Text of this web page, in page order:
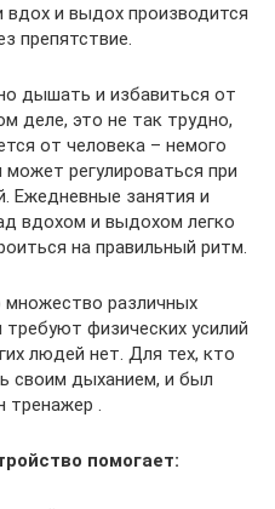
и выдох производится
препятствие.
дышать и избавиться от
деле, это не так трудно,
от человека – немого
регулироваться при
Ежедневные занятия и
вдохом и выдохом легко
на правильный ритм.
множество различных
физических усилий
людей нет. Для тех, кто
своим дыханием, и был
тренажер .
помогает: